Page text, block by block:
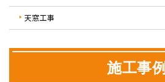
天窓工事
施工事例